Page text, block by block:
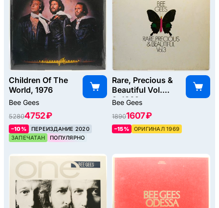
Children Of The
World, 1976
Bee Gees
52804752 ₽
–10%
ПЕРЕИЗДАНИЕ 2020
ЗАПЕЧАТАН
ПОПУЛЯРНО
Rare, Precious &
Beautiful Vol.
3, 1969
Bee Gees
18901607 ₽
–15% ОРИГИНАЛ 1969